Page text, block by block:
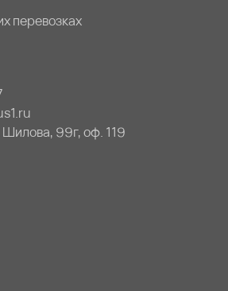
перевозках
99г, оф. 119